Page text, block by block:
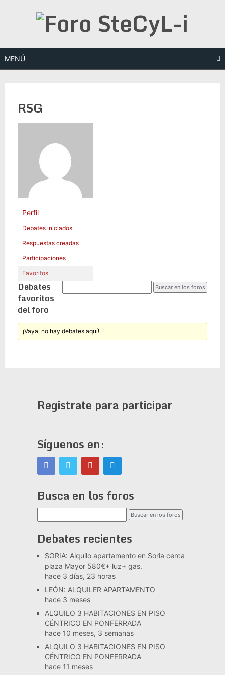
MENÚ
RSG
Perfil
Debates iniciados
Respuestas creadas
Participaciones
Favoritos
Debates
favoritos
del foro
¡Vaya, no hay debates aquí!
Registrate para participar
Síguenos en:
Busca en los foros
Debates recientes
SORIA: Alquilo apartamento en Soria cerca
plaza Mayor 580€+ luz+ gas.
hace 3 días, 23 horas
LEÓN: ALQUILER APARTAMENTO
hace 3 meses
ALQUILO 3 HABITACIONES EN PISO
CÉNTRICO EN PONFERRADA
hace 10 meses, 3 semanas
ALQUILO 3 HABITACIONES EN PISO
CÉNTRICO EN PONFERRADA
hace 11 meses